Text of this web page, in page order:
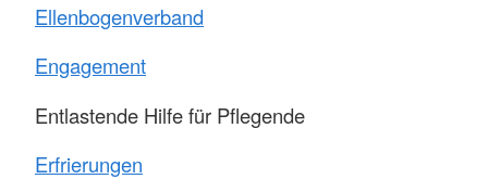
Ellenbogenverband
Engagement
Entlastende Hilfe für Pflegende
Erfrierungen